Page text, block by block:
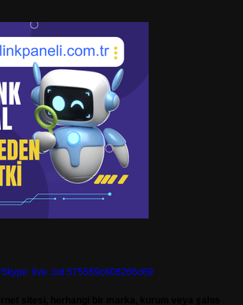
Skype: live:.cid.575569c608265c69